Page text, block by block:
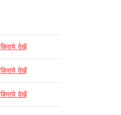
किराये देखें
किराये देखें
किराये देखें